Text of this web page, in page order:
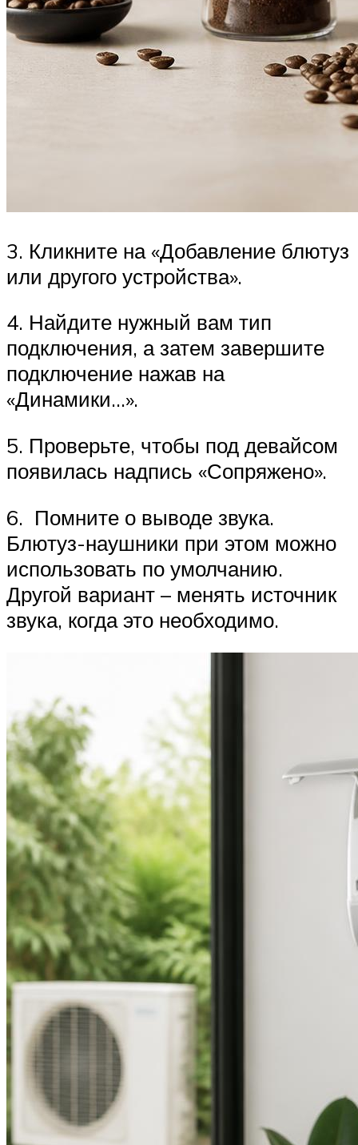
3. Кликните на «Добавление блютуз
или другого устройства».
4. Найдите нужный вам тип
подключения, а затем завершите
подключение нажав на
«Динамики…».
5. Проверьте, чтобы под девайсом
появилась надпись «Сопряжено».
6. Помните о выводе звука.
Блютуз-наушники при этом можно
использовать по умолчанию.
Другой вариант – менять источник
звука, когда это необходимо.